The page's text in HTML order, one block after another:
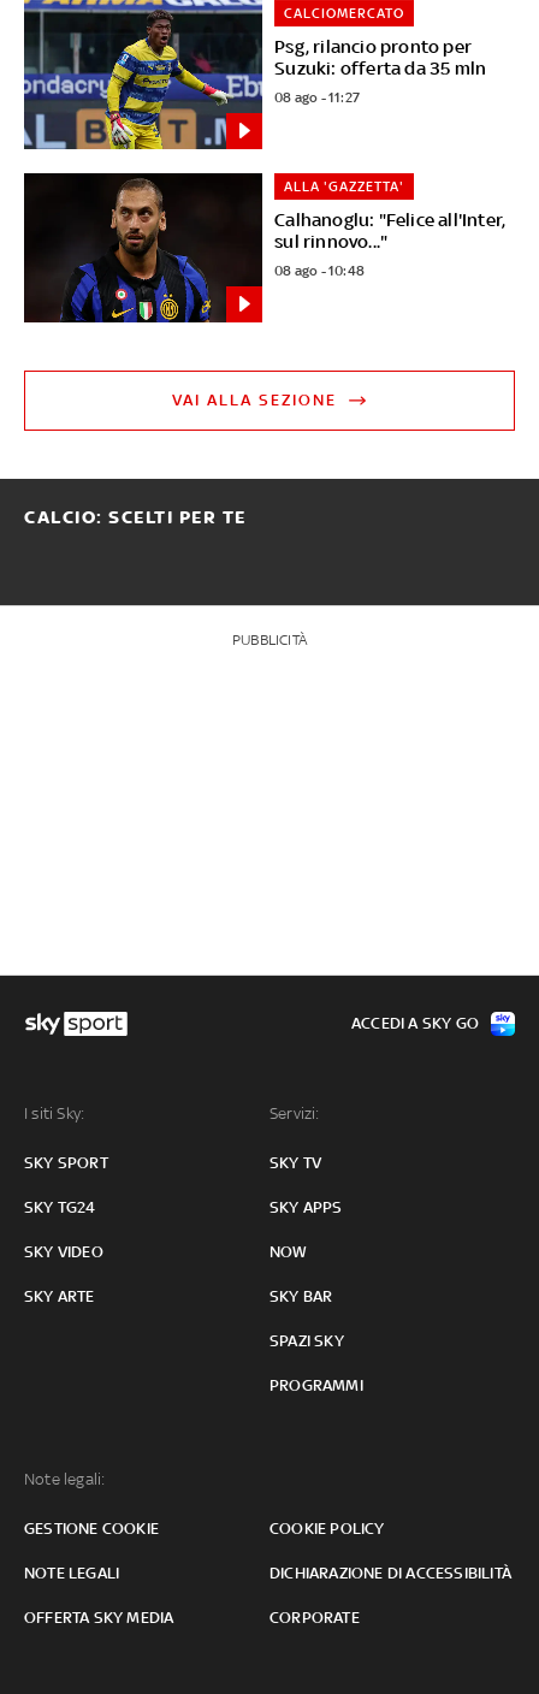
Psg, rilancio pronto per
Suzuki: offerta da 35 mln
CALCIOMERCATO
08 ago - 11:27
Calhanoglu: "Felice all'Inter,
sul rinnovo..."
ALLA 'GAZZETTA'
08 ago - 10:48
VAI ALLA SEZIONE
CALCIO: SCELTI PER TE
PUBBLICITÀ
I siti Sky:
SKY SPORT
SKY TG24
SKY VIDEO
SKY ARTE
Servizi:
SKY TV
SKY APPS
NOW
SKY BAR
SPAZI SKY
PROGRAMMI
Note legali:
GESTIONE COOKIE COOKIE POLICY
NOTE LEGALI DICHIARAZIONE DI ACCESSIBILITÀ
OFFERTA SKY MEDIA CORPORATE
ACCEDI A SKY GO